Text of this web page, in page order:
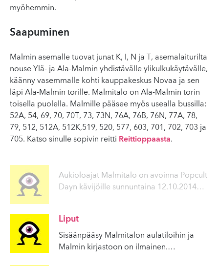
myöhemmin.
Saapuminen
Malmin asemalle tuovat junat K, I, N ja T, asemalaiturilta
nouse Ylä- ja Ala-Malmin yhdistävälle ylikulkukäytävälle,
käänny vasemmalle kohti kauppakeskus Novaa ja sen
läpi Ala-Malmin torille. Malmitalo on Ala-Malmin torin
toisella puolella. Malmille pääsee myös usealla bussilla:
52A, 54, 69, 70, 70T, 73, 73N, 76A, 76B, 76N, 77A, 78,
79, 512, 512A, 512K,519, 520, 577, 603, 701, 702, 703 ja
705. Katso sinulle sopivin reitti Reittioppaasta.
Aukioloajat Malmitalo on avoinna Popcult
Dayn kävijöille sunnuntaina 12.10.2014…
Liput
Sisäänpääsy Malmitalon aulatiloihin ja
Malmin kirjastoon on ilmainen.…